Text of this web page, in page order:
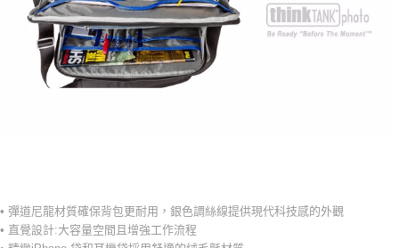
• 彈道尼龍材質確保背包更耐用，銀色調絲線提供現代科技感的外觀
• 直覺設計:大容量空間且增強工作流程